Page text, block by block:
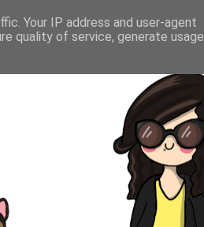
Your IP address and user-agent
quality of service, generate usage